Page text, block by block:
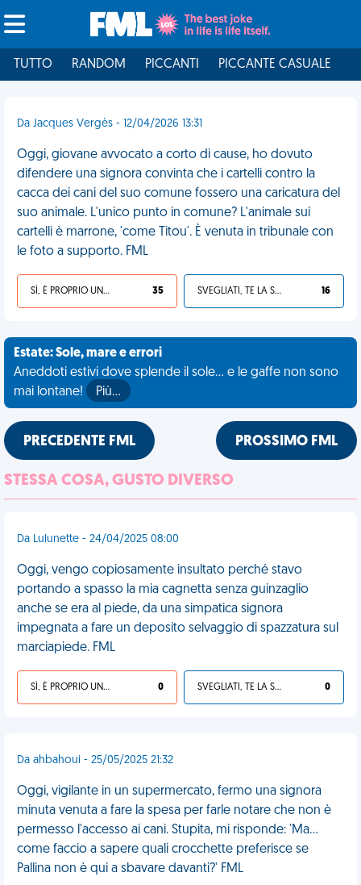
TUTTO RANDOM PICCANTI PICCANTE CASUALE
Da Jacques Vergès - 12/04/2026 13:31
Oggi, giovane avvocato a corto di cause, ho dovuto
difendere una signora convinta che i cartelli contro la
cacca dei cani del suo comune fossero una caricatura del
suo animale. L'unico punto in comune? L'animale sui
cartelli è marrone, 'come Titou'. È venuta in tribunale con
le foto a supporto. FML
SÌ, È PROPRIO UNA VDM! 35 SVEGLIATI, TE LA SEI CERCATA! 16
Estate: Sole, mare e errori
Aneddoti estivi dove splende il sole... e le gaffe non sono
mai lontane!
Più…
PRECEDENTE FML PROSSIMO FML
STESSA COSA, GUSTO DIVERSO
Da Lulunette - 24/04/2025 08:00
Oggi, vengo copiosamente insultato perché stavo
portando a spasso la mia cagnetta senza guinzaglio
anche se era al piede, da una simpatica signora
impegnata a fare un deposito selvaggio di spazzatura sul
marciapiede. FML
SÌ, È PROPRIO UNA VDM! 0 SVEGLIATI, TE LA SEI CERCATA! 0
Da ahbahoui - 25/05/2025 21:32
Oggi, vigilante in un supermercato, fermo una signora
minuta venuta a fare la spesa per farle notare che non è
permesso l'accesso ai cani. Stupita, mi risponde: 'Ma...
come faccio a sapere quali crocchette preferisce se
Pallina non è qui a sbavare davanti?' FML